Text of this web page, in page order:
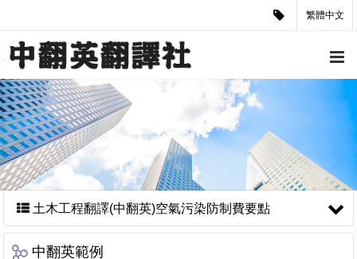
繁體中文
土木工程翻譯(中翻英)空氣污染防制費要點
中翻英範例